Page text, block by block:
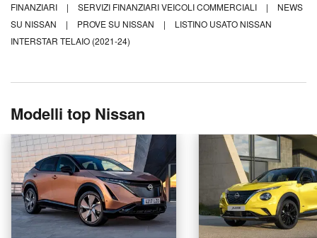
FINANZIARI
| SERVIZI FINANZIARI VEICOLI COMMERCIALI |
NEWS
SU NISSAN
| PROVE SU NISSAN |
LISTINO USATO NISSAN
INTERSTAR TELAIO (2021-24)
Modelli top Nissan